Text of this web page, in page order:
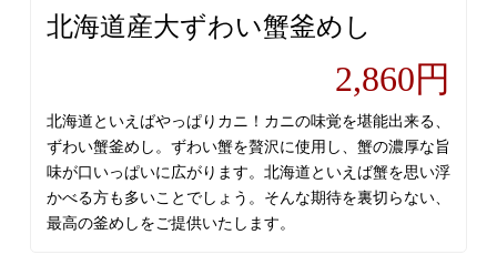
北海道産大ずわい蟹釜めし
2,860円
北海道といえばやっぱりカニ！カニの味覚を堪能出来る、
ずわい蟹釜めし。ずわい蟹を贅沢に使用し、蟹の濃厚な旨
味が口いっぱいに広がります。北海道といえば蟹を思い浮
かべる方も多いことでしょう。そんな期待を裏切らない、
最高の釜めしをご提供いたします。